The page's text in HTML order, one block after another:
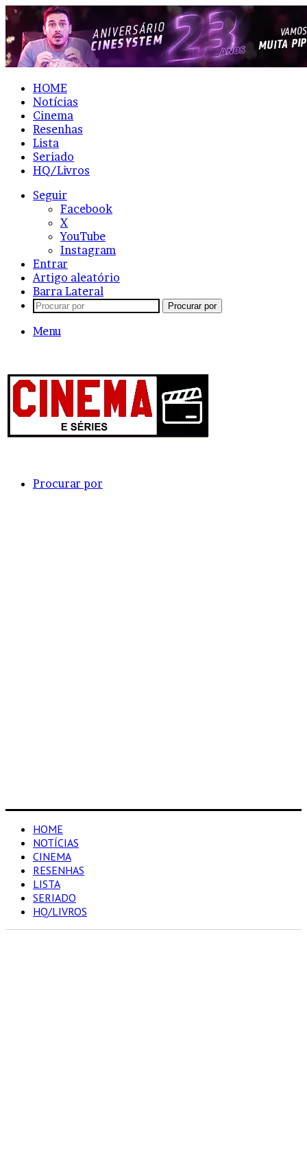
HOME
Notícias
Cinema
Resenhas
Lista
Seriado
HQ/Livros
Seguir
Facebook
X
YouTube
Instagram
Entrar
Artigo aleatório
Barra Lateral
Procurar por
Menu
Procurar por
HOME
NOTÍCIAS
CINEMA
RESENHAS
LISTA
SERIADO
HQ/LIVROS